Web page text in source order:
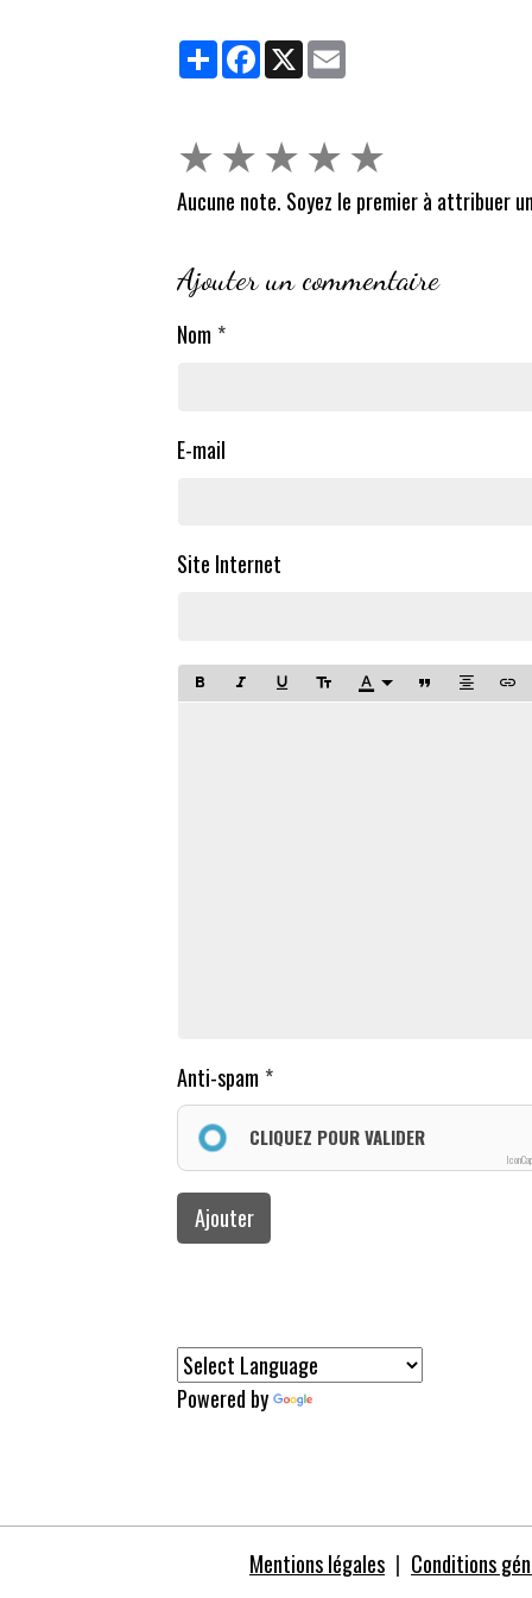
PartagerFacebook
X
★★★★★
Aucune note. Soyez le premier à attribuer
Ajouter un commentaire
Nom
E-mail
Site Internet
Anti-spam
CLIQUEZ POUR VALIDER
Ajouter
Powered by
Mentions légales Conditions